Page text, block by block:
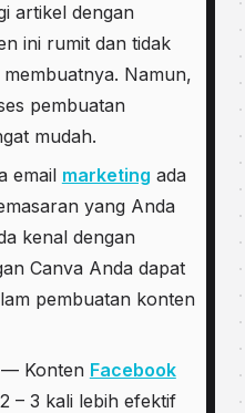
artikel dengan
ini rumit dan tidak
Namun,
pembuatan
mudah.
email marketing ada
yang Anda
kenal dengan
Canva Anda dapat
pembuatan konten
— Konten Facebook
– 3 kali lebih efektif